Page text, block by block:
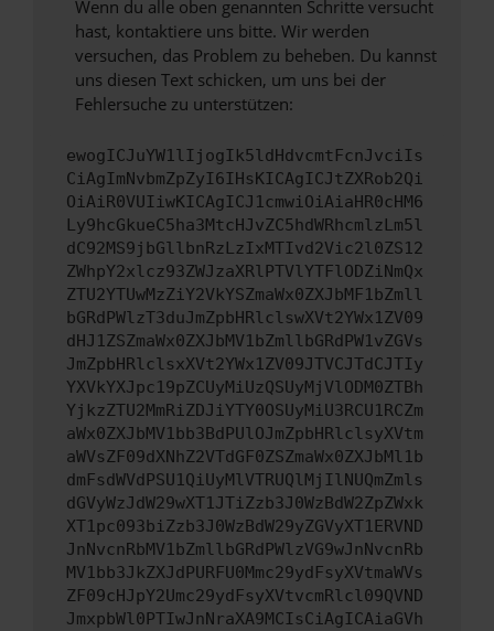
Wenn du alle oben genannten Schritte versucht
hast, kontaktiere uns bitte. Wir werden
versuchen, das Problem zu beheben. Du kannst
uns diesen Text schicken, um uns bei der
Fehlersuche zu unterstützen:
ewogICJuYW1lIjogIk5ldHdvcmtFcnJvciIs
CiAgImNvbmZpZyI6IHsKICAgICJtZXRob2Qi
OiAiR0VUIiwKICAgICJ1cmwiOiAiaHR0cHM6
Ly9hcGkueC5ha3MtcHJvZC5hdWRhcmlzLm5l
dC92MS9jbGllbnRzLzIxMTIvd2Vic2l0ZS12
ZWhpY2xlcz93ZWJzaXRlPTVlYTFlODZiNmQx
ZTU2YTUwMzZiY2VkYSZmaWx0ZXJbMF1bZmll
bGRdPWlzT3duJmZpbHRlclswXVt2YWx1ZV09
dHJ1ZSZmaWx0ZXJbMV1bZmllbGRdPW1vZGVs
JmZpbHRlclsxXVt2YWx1ZV09JTVCJTdCJTIy
YXVkYXJpc19pZCUyMiUzQSUyMjVlODM0ZTBh
YjkzZTU2MmRiZDJiYTY0OSUyMiU3RCU1RCZm
aWx0ZXJbMV1bb3BdPUlOJmZpbHRlclsyXVtm
aWVsZF09dXNhZ2VTdGF0ZSZmaWx0ZXJbMl1b
dmFsdWVdPSU1QiUyMlVTRUQlMjIlNUQmZmls
dGVyWzJdW29wXT1JTiZzb3J0WzBdW2ZpZWxk
XT1pc093biZzb3J0WzBdW29yZGVyXT1ERVND
JnNvcnRbMV1bZmllbGRdPWlzVG9wJnNvcnRb
MV1bb3JkZXJdPURFU0Mmc29ydFsyXVtmaWVs
ZF09cHJpY2Umc29ydFsyXVtvcmRlcl09QVND
JmxpbWl0PTIwJnNraXA9MCIsCiAgICAiaGVh